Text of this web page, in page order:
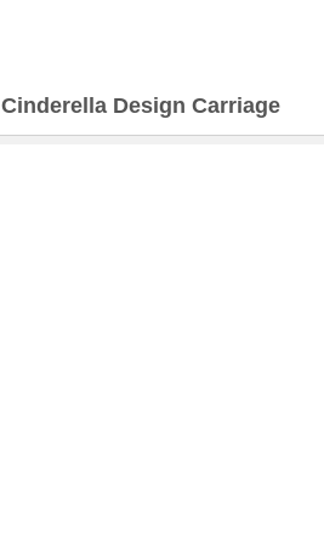
Cinderella Design Carriage